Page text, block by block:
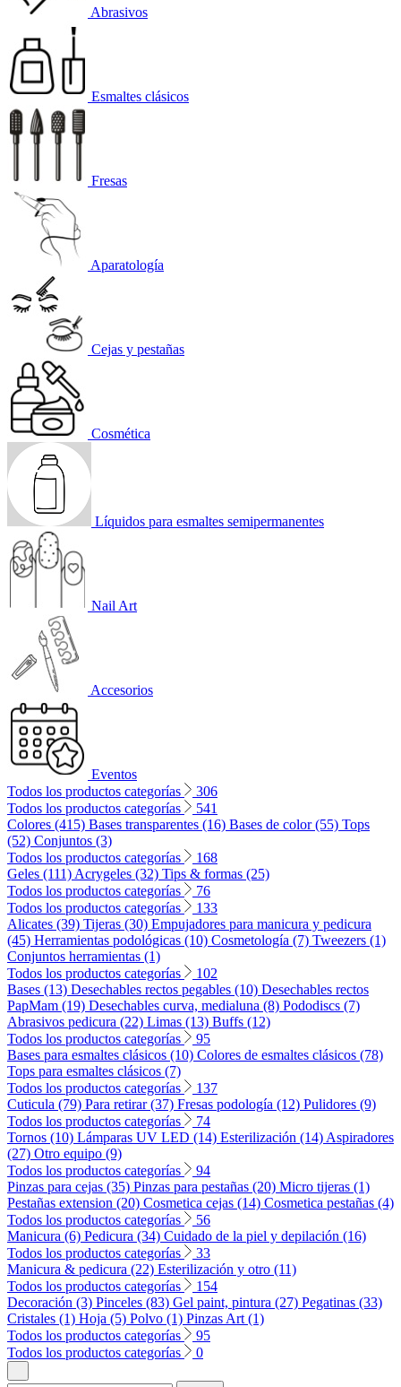
Abrasivos
Esmaltes clásicos
Fresas
Aparatología
Cejas y pestañas
Cosmética
Líquidos para esmaltes semipermanentes
Nail Art
Accesorios
Eventos
Todos los productos categorías
306
Todos los productos categorías
541
Colores (415) Bases transparentes (16) Bases de color (55) Tops
(52) Conjuntos (3)
Todos los productos categorías
168
Geles (111) Acrygeles (32) Tips & formas (25)
Todos los productos categorías
76
Todos los productos categorías
133
Alicates (39) Tijeras (30) Empujadores para manicura y pedicura
(45) Herramientas podológicas (10) Cosmetología (7) Tweezers (1)
Conjuntos herramientas (1)
Todos los productos categorías
102
Bases (13) Desechables rectos pegables (10) Desechables rectos
PapMam (19) Desechables curva, medialuna (8) Pododiscs (7)
Abrasivos pedicura (22) Limas (13) Buffs (12)
Todos los productos categorías
95
Bases para esmaltes clásicos (10) Colores de esmaltes clásicos (78)
Tops para esmaltes clásicos (7)
Todos los productos categorías
137
Cuticula (79) Para retirar (37) Fresas podología (12) Pulidores (9)
Todos los productos categorías
74
Tornos (10) Lámparas UV LED (14) Esterilización (14) Aspiradores
(27) Otro equipo (9)
Todos los productos categorías
94
Pinzas para cejas (35) Pinzas para pestañas (20) Micro tijeras (1)
Pestañas extension (20) Cosmetica cejas (14) Cosmetica pestañas (4)
Todos los productos categorías
56
Manicura (6) Pedicura (34) Cuidado de la piel y depilación (16)
Todos los productos categorías
33
Manicura & pedicura (22) Esterilización y otro (11)
Todos los productos categorías
154
Decoración (3) Pinceles (83) Gel paint, pintura (27) Pegatinas (33)
Cristales (1) Hoja (5) Polvo (1) Pinzas Art (1)
Todos los productos categorías
95
Todos los productos categorías
0